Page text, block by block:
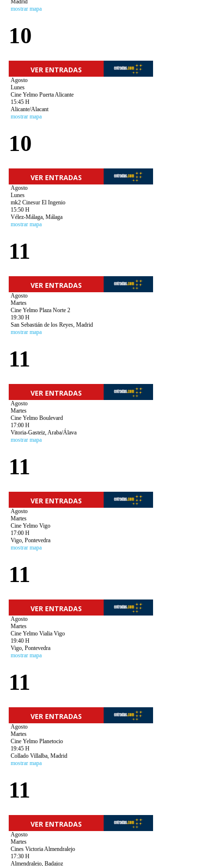
Madrid
mostrar mapa
10
VER ENTRADAS
Agosto
Lunes
Cine Yelmo Puerta Alicante
15:45 H
Alicante/Alacant
mostrar mapa
10
VER ENTRADAS
Agosto
Lunes
mk2 Cinesur El Ingenio
15:50 H
Vélez-Málaga, Málaga
mostrar mapa
11
VER ENTRADAS
Agosto
Martes
Cine Yelmo Plaza Norte 2
19:30 H
San Sebastián de los Reyes, Madrid
mostrar mapa
11
VER ENTRADAS
Agosto
Martes
Cine Yelmo Boulevard
17:00 H
Vitoria-Gasteiz, Araba/Álava
mostrar mapa
11
VER ENTRADAS
Agosto
Martes
Cine Yelmo Vigo
17:00 H
Vigo, Pontevedra
mostrar mapa
11
VER ENTRADAS
Agosto
Martes
Cine Yelmo Vialia Vigo
19:40 H
Vigo, Pontevedra
mostrar mapa
11
VER ENTRADAS
Agosto
Martes
Cine Yelmo Planetocio
19:45 H
Collado Villalba, Madrid
mostrar mapa
11
VER ENTRADAS
Agosto
Martes
Cines Victoria Almendralejo
17:30 H
Almendralejo, Badajoz